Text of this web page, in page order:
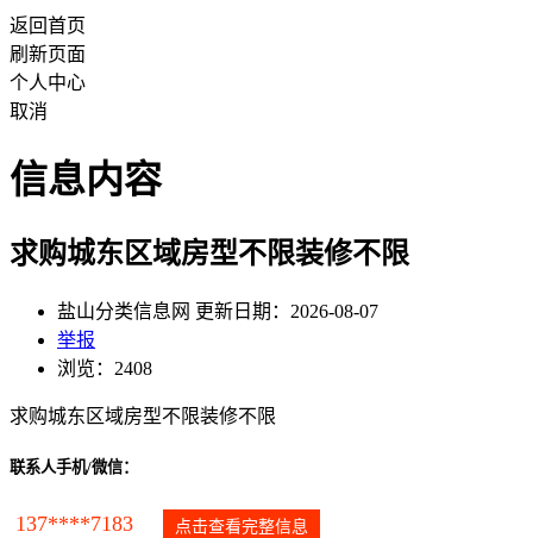
返回首页
刷新页面
个人中心
取消
信息内容
求购城东区域房型不限装修不限
盐山分类信息网 更新日期：2026-08-07
举报
浏览：2408
求购城东区域房型不限装修不限
联系人手机/微信：
137****7183 点击查看完整信息